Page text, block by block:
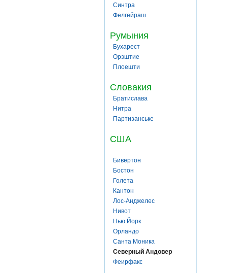
Синтра
Фелгейраш
Румыния
Бухарест
Орэштие
Плоешти
Словакия
Братислава
Нитра
Партизанське
США
Бивертон
Бостон
Голета
Кантон
Лос-Анджелес
Нивот
Нью Йорк
Орландо
Санта Моника
Северный Андовер
Феирфакс